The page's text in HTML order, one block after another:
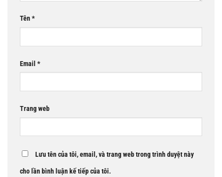
Tên*
Email *
Trang web
Lưu tên của tôi, email, và trang web trong trình duyệt này
cho lần bình luận kế tiếp của tôi.